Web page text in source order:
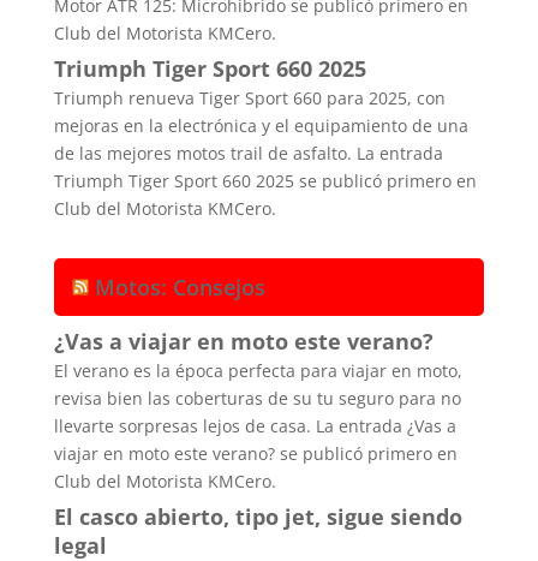
Motor ATR 125: Microhíbrido se publicó primero en
Club del Motorista KMCero.
Triumph Tiger Sport 660 2025
Triumph renueva Tiger Sport 660 para 2025, con
mejoras en la electrónica y el equipamiento de una
de las mejores motos trail de asfalto. La entrada
Triumph Tiger Sport 660 2025 se publicó primero en
Club del Motorista KMCero.
Motos: Consejos
¿Vas a viajar en moto este verano?
El verano es la época perfecta para viajar en moto,
revisa bien las coberturas de su tu seguro para no
llevarte sorpresas lejos de casa. La entrada ¿Vas a
viajar en moto este verano? se publicó primero en
Club del Motorista KMCero.
El casco abierto, tipo jet, sigue siendo
legal